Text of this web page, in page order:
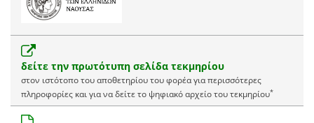
δείτε την πρωτότυπη σελίδα τεκμηρίου
στον ιστότοπο του αποθετηρίου του φορέα για περισσότερες
πληροφορίες και για να δείτε το ψηφιακό αρχείο του τεκμηρίου*